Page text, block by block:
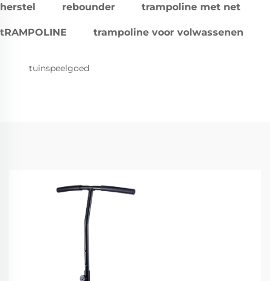
herstel rebounder trampoline met net
tRAMPOLINE trampoline voor volwassenen
tuinspeelgoed